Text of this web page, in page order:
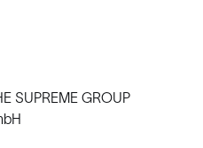
SUPREME GROUP